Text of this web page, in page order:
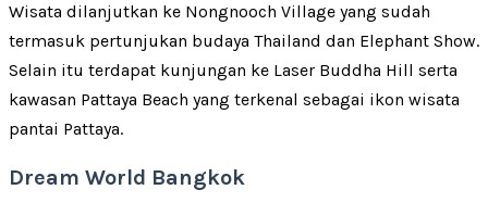
Wisata dilanjutkan ke Nongnooch Village yang sudah
termasuk pertunjukan budaya Thailand dan Elephant Show.
Selain itu terdapat kunjungan ke Laser Buddha Hill serta
kawasan Pattaya Beach yang terkenal sebagai ikon wisata
pantai Pattaya.
Dream World Bangkok